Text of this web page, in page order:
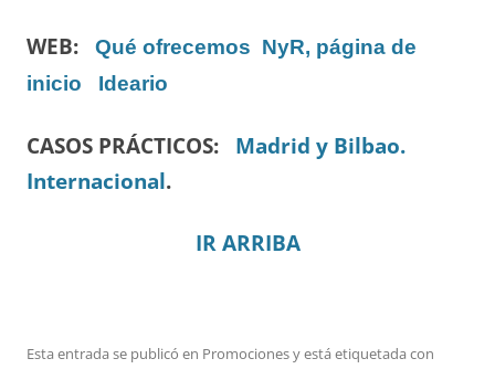
WEB: Qué ofrecemos NyR, página de
inicio
Ideario
CASOS PRÁCTICOS: Madrid y Bilbao.
Internacional.
IR ARRIBA
Esta entrada se publicó en Promocionesy está etiquetada con